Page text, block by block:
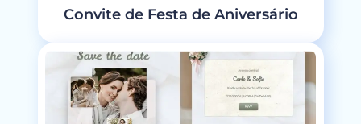
Convite de Festa de Aniversário